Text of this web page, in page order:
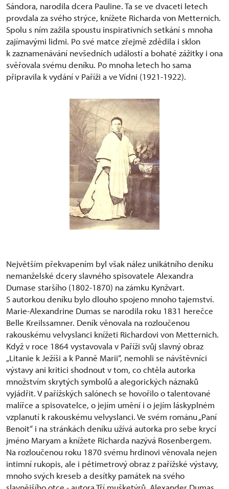
Sándora, narodila dcera Pauline. Ta se ve dvaceti letech
provdala za svého strýce, knížete Richarda von Metternich.
Spolu s ním zažila spoustu inspirativních setkání s mnoha
zajímavými lidmi. Po své matce zřejmě zdědila i sklon
k zaznamenávání nevšedních událostí a bohaté zážitky i ona
svěřovala svému deníku. Po mnoha letech ho sama
připravila k vydání v Paříži a ve Vídni (1921-1922).
Největším překvapením byl však nález unikátního deníku
nemanželské dcery slavného spisovatele Alexandra
Dumase staršího (1802-1870) na zámku Kynžvart.
S autorkou deníku bylo dlouho spojeno mnoho tajemství.
Marie-Alexandrine Dumas se narodila roku 1831 herečce
Belle Kreilssamner. Deník věnovala na rozloučenou
rakouskému velvyslanci knížeti Richardovi von Metternich.
Když v roce 1864 vystavovala v Paříži svůj slavný obraz
„Litanie k Ježíši a k Panně Marii“, nemohli se návštěvníci
výstavy ani kritici shodnout v tom, co chtěla autorka
množstvím skrytých symbolů a alegorických náznaků
vyjádřit. V pařížských salónech se hovořilo o talentované
malířce a spisovatelce, o jejím umění i o jejím láskyplném
vzplanutí k rakouskému velvyslanci. Ve svém románu „Paní
Benoit“ i na stránkách deníku užívá autorka pro sebe krycí
jméno Maryam a knížete Richarda nazývá Rosenbergem.
Na rozloučenou roku 1870 svému hrdinovi věnovala nejen
intimní rukopis, ale i pětimetrový obraz z pařížské výstavy,
mnoho svých kreseb a desítky památek na svého